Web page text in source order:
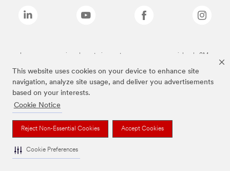
This website uses cookies on your device to enhance site
navigation, analyze site usage, and deliver you advertisements
based on your interests.
Cookie Notice
Reject Non-Essential Cookies Accept Cookies
Cookie Preferences
Las marcas mencionadas anteriormente son marcas comerciales de 3M.